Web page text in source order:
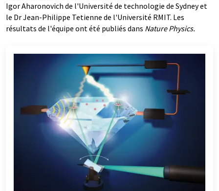
Igor Aharonovich de l'Université de technologie de Sydney et
le Dr Jean-Philippe Tetienne de l'Université RMIT. Les
résultats de l'équipe ont été publiés dans Nature Physics.